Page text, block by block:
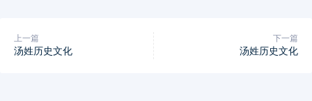
上一篇
汤姓历史文化
下一篇
汤姓历史文化